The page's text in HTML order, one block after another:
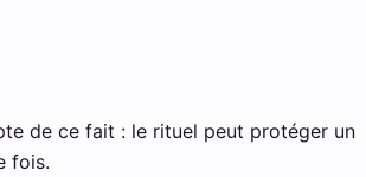
de ce fait : le rituel peut protéger un
fois.